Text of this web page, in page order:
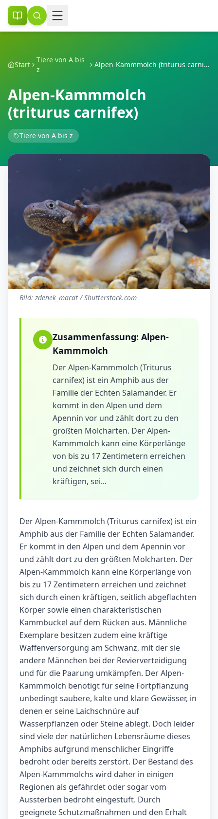
Start
Tiere von A bis
z
Alpen-Kammmolch (triturus carnifex)
Alpen-Kammmolch
(triturus carnifex)
Tiere von A bis z
Bild: zdenek_macat / Shutterstock.com
Zusammenfassung: Alpen-
Kammmolch
Der Alpen-Kammmolch (Triturus
carnifex) ist ein Amphib aus der
Familie der Echten Salamander. Er
kommt in den Alpen und dem
Apennin vor und zählt dort zu den
größten Molcharten. Der Alpen-
Kammmolch kann eine Körperlänge
von bis zu 17 Zentimetern erreichen
und zeichnet sich durch einen
kräftigen, sei...
Der Alpen-Kammmolch (Triturus carnifex) ist ein
Amphib aus der Familie der Echten Salamander.
Er kommt in den Alpen und dem Apennin vor
und zählt dort zu den größten Molcharten. Der
Alpen-Kammmolch kann eine Körperlänge von
bis zu 17 Zentimetern erreichen und zeichnet
sich durch einen kräftigen, seitlich abgeflachten
Körper sowie einen charakteristischen
Kammbuckel auf dem Rücken aus. Männliche
Exemplare besitzen zudem eine kräftige
Waffenversorgung am Schwanz, mit der sie
andere Männchen bei der Revierverteidigung
und für die Paarung umkämpfen. Der Alpen-
Kammmolch benötigt für seine Fortpflanzung
unbedingt saubere, kalte und klare Gewässer, in
denen er seine Laichschnüre auf
Wasserpflanzen oder Steine ablegt. Doch leider
sind viele der natürlichen Lebensräume dieses
Amphibs aufgrund menschlicher Eingriffe
bedroht oder bereits zerstört. Der Bestand des
Alpen-Kammmolchs wird daher in einigen
Regionen als gefährdet oder sogar vom
Aussterben bedroht eingestuft. Durch
geeignete Schutzmaßnahmen und den Erhalt